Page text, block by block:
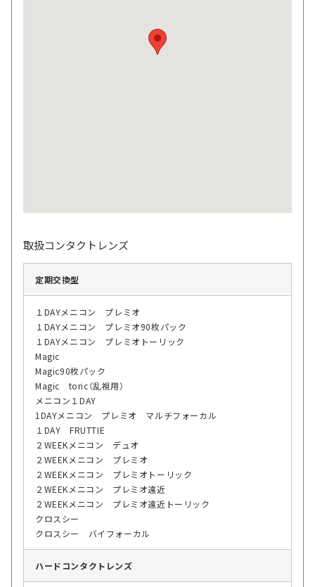
取扱コンタクトレンズ
定期交換型
１DAYメニコン プレミオ
１DAYメニコン プレミオ90枚パック
１DAYメニコン プレミオトーリック
Magic
Magic90枚パック
Magic toric（乱視用）
メニコン１DAY
1DAYメニコン プレミオ マルチフォーカル
１DAY FRUTTIE
２WEEKメニコン デュオ
２WEEKメニコン プレミオ
２WEEKメニコン プレミオトーリック
２WEEKメニコン プレミオ遠近
２WEEKメニコン プレミオ遠近トーリック
クロスシー
クロスシー バイフォーカル
ハード コンタクトレンズ